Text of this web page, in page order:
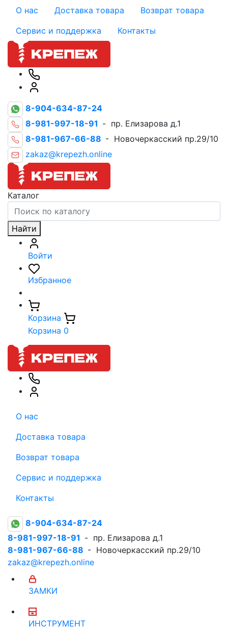
О нас Доставка товара
Возврат товара
Сервис и поддержка
Контакты
8-904-634-87-24
8-981-997-18-91 - пр. Елизарова д.1
8-981-967-66-88 - Новочеркасский пр.29/10
zakaz@krepezh.online
Каталог
Найти
Войти
Избранное
Корзина
Корзина 0
О нас
Доставка товара
Возврат товара
Сервис и поддержка
Контакты
8-904-634-87-24
8-981-997-18-91 - пр. Елизарова д.1
8-981-967-66-88 - Новочеркасский пр.29/10
zakaz@krepezh.online
ЗАМКИ
ИНСТРУМЕНТ